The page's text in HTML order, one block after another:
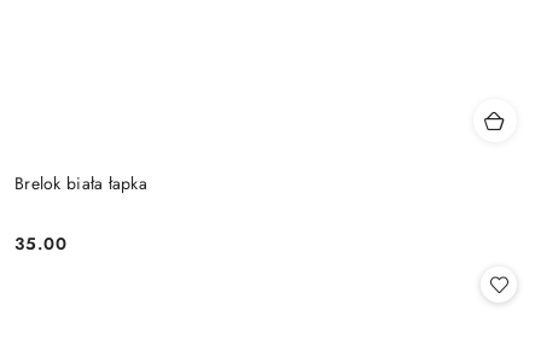
Brelok biała łapka
Cena:
35.00